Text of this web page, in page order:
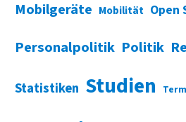
Mobilgeräte Mobilität Open
Personalpolitik Politik
Statistiken Studien